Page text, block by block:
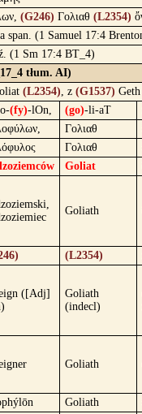
(G246) Γολιαθ (L2354)
(1 Samuel 17:4
(1 Sm 17:4 BT_4)
tłum. AI)
(L2354), z (G1537) Geth
(fy)-lOn, (go)-li-aT
Γολιαθ
Γολιαθ
Goliat
Goliath
(L2354)
([Adj]
Goliath
(indecl)
Goliath
Goliath